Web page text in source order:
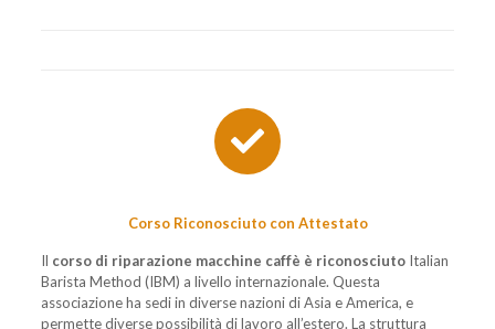
Corso Riconosciuto con Attestato
Il corso di riparazione macchine caffè è riconosciutoItalian
Barista Method (IBM) a livello internazionale. Questa
associazione ha sedi in diverse nazioni di Asia e America, e
permette diverse possibilità di lavoro all’estero. La struttura